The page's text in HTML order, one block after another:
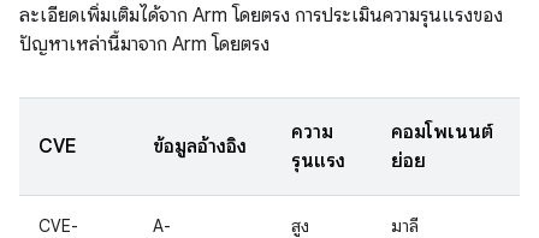
ละเอียดเพิ่มเติมได้จาก Arm โดยตรง การประเมินความรุนแรงของ
ปัญหาเหล่านี้มาจาก Arm โดยตรง
CVE ข้อมูลอ้างอิง
ความ
รุนแรง
คอมโพเนนต์
ย่อย
CVE-
A-
สูง มาลี